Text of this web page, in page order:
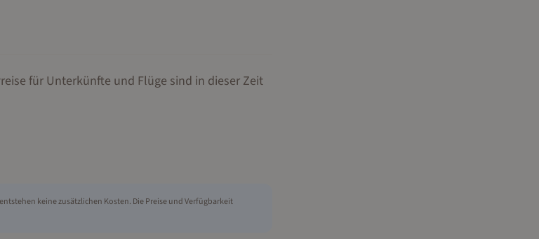
für Unterkünfte und Flüge sind in dieser Zeit
keine zusätzlichen Kosten. Die Preise und Verfügbarkeit